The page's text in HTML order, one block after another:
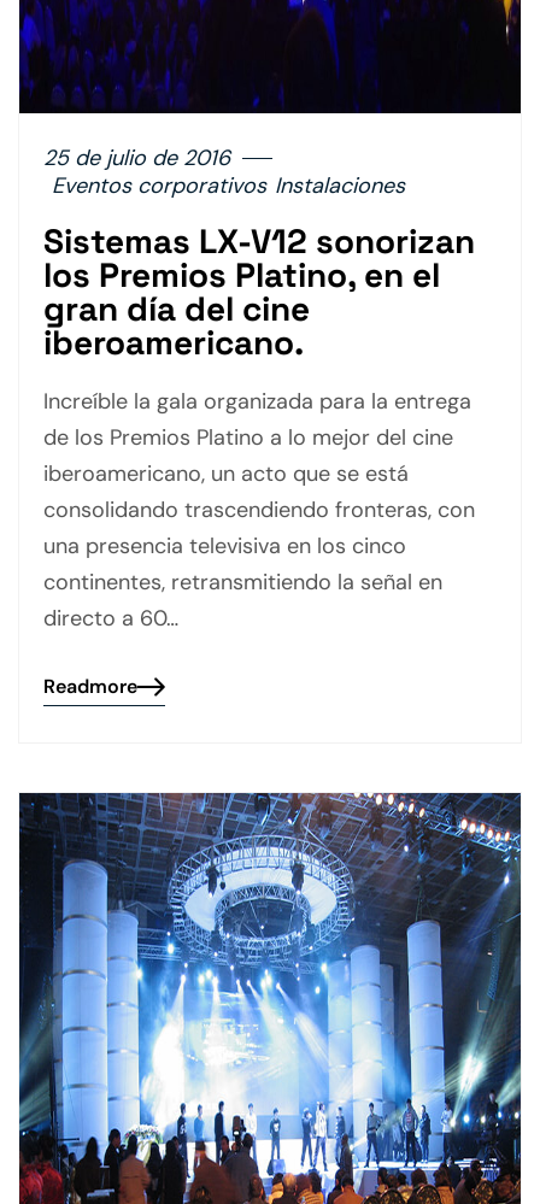
25 de julio de 2016
Eventos corporativos Instalaciones
Sistemas LX-V12 sonorizan
los Premios Platino, en el
gran día del cine
iberoamericano.
Increíble la gala organizada para la entrega
de los Premios Platino a lo mejor del cine
iberoamericano, un acto que se está
consolidando trascendiendo fronteras, con
una presencia televisiva en los cinco
continentes, retransmitiendo la señal en
directo a 60…
Readmore